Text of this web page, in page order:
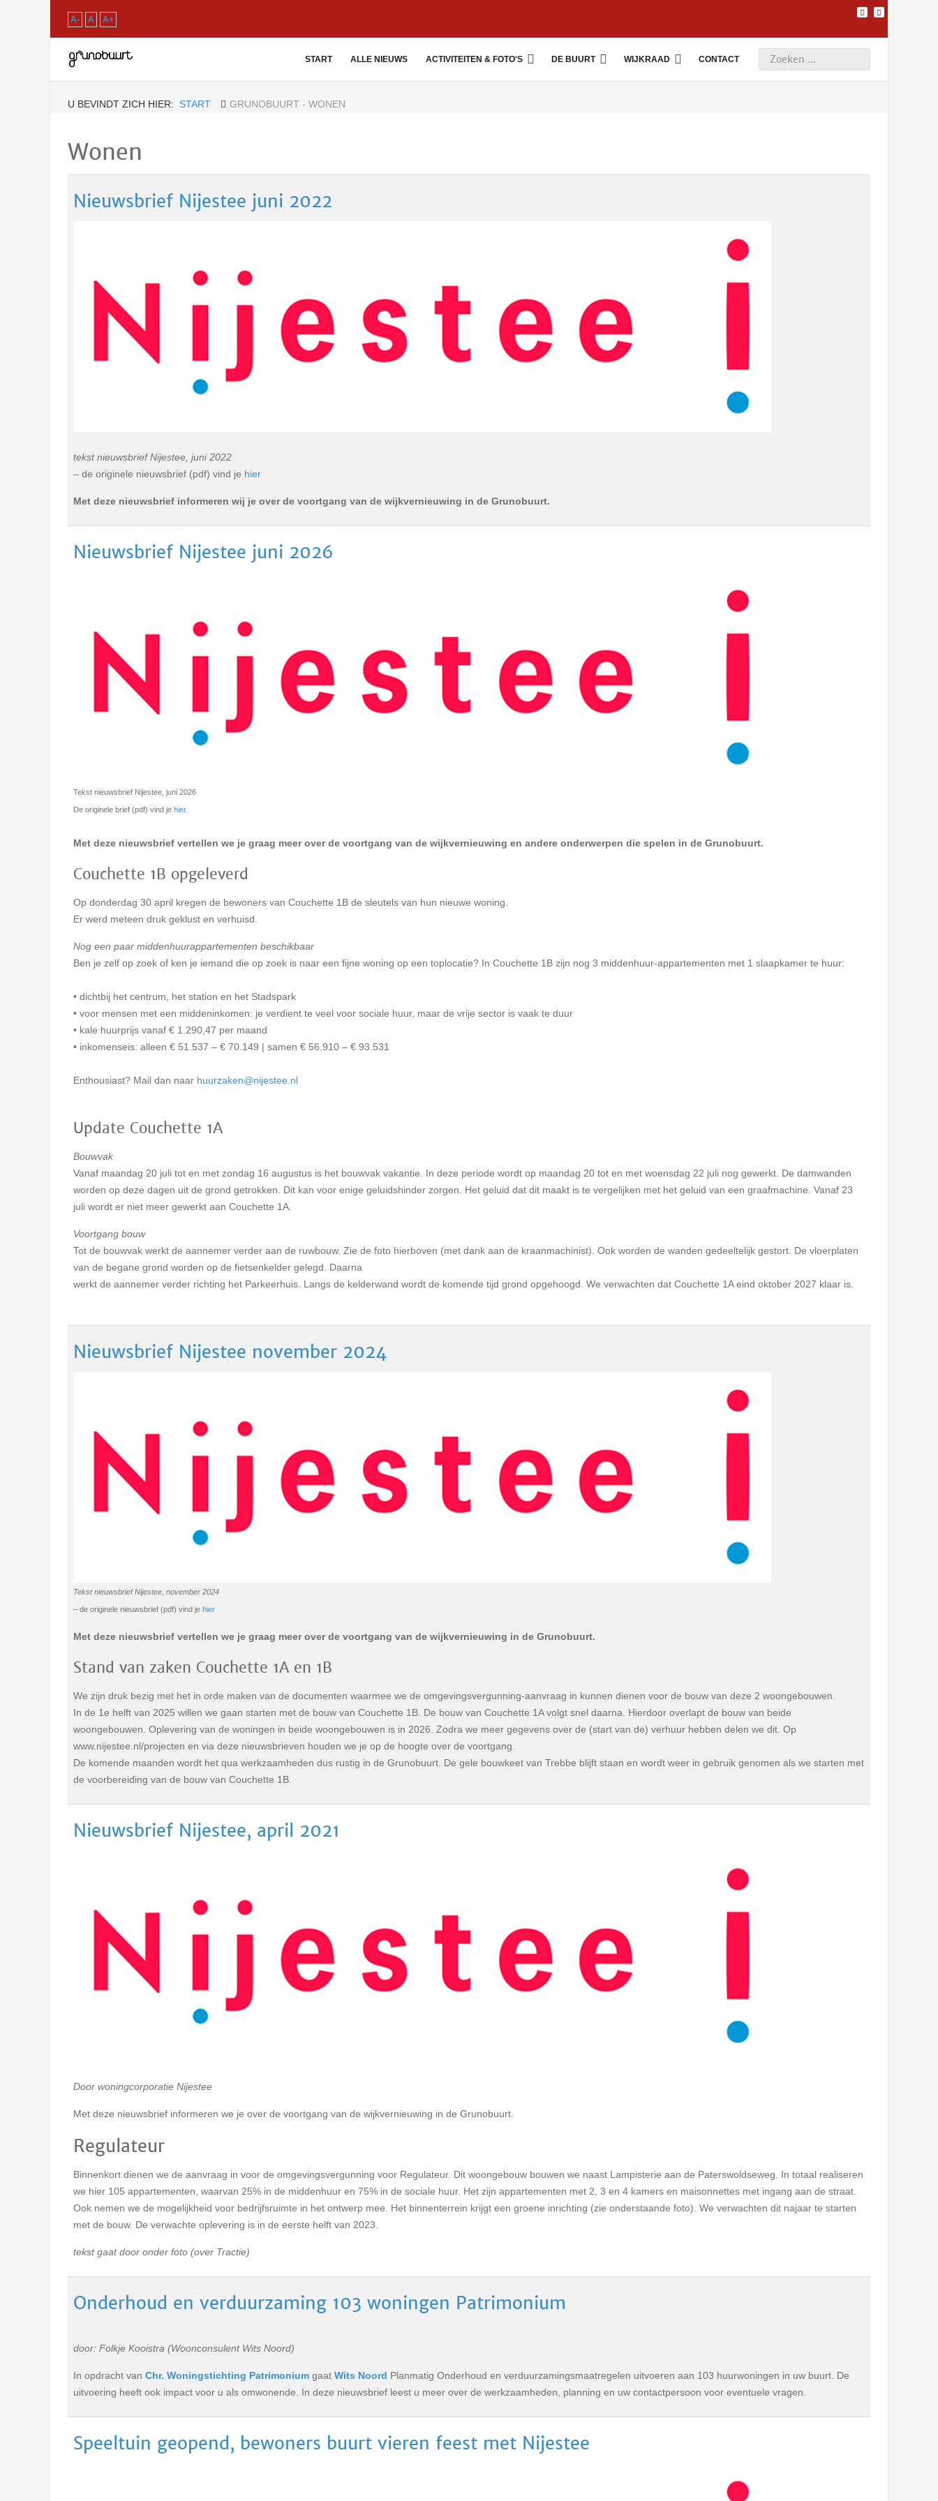
A- A A+
START ALLE NIEUWS ACTIVITEITEN & FOTO'S DE BUURT WIJKRAAD CONTACT
U BEVINDT ZICH HIER: START GRUNOBUURT - WONEN
Wonen
Nieuwsbrief Nijestee juni 2022
tekst nieuwsbrief Nijestee, juni 2022
– de originele nieuwsbrief (pdf) vind je hier
Met deze nieuwsbrief informeren wij je over de voortgang van de wijkvernieuwing in de Grunobuurt.
Nieuwsbrief Nijestee juni 2026
Tekst nieuwsbrief Nijestee, juni 2026
De originele brief (pdf) vind je hier.
Met deze nieuwsbrief vertellen we je graag meer over de voortgang van de wĳkvernieuwing en andere onderwerpen die spelen in de Grunobuurt.
Couchette 1B opgeleverd
Op donderdag 30 april kregen de bewoners van Couchette 1B de sleutels van hun nieuwe woning.
Er werd meteen druk geklust en verhuisd.
Nog een paar middenhuurappartementen beschikbaar
Ben je zelf op zoek of ken je iemand die op zoek is naar een fijne woning op een toplocatie? In Couchette 1B zijn nog 3 middenhuur-appartementen met 1 slaapkamer te huur:
• dichtbij het centrum, het station en het Stadspark
• voor mensen met een middeninkomen: je verdient te veel voor sociale huur, maar de vrije sector is vaak te duur
• kale huurprijs vanaf € 1.290,47 per maand
• inkomenseis: alleen € 51.537 – € 70.149 | samen € 56.910 – € 93.531
Enthousiast? Mail dan naar huurzaken@nijestee.nl
Update Couchette 1A
Bouwvak
Vanaf maandag 20 juli tot en met zondag 16 augustus is het bouwvak vakantie. In deze periode wordt op maandag 20 tot en met woensdag 22 juli nog gewerkt. De damwanden
worden op deze dagen uit de grond getrokken. Dit kan voor enige geluidshinder zorgen. Het geluid dat dit maakt is te vergelijken met het geluid van een graafmachine. Vanaf 23
juli wordt er niet meer gewerkt aan Couchette 1A.
Voortgang bouw
Tot de bouwvak werkt de aannemer verder aan de ruwbouw. Zie de foto hierboven (met dank aan de kraanmachinist). Ook worden de wanden gedeeltelijk gestort. De vloerplaten
van de begane grond worden op de fietsenkelder gelegd. Daarna
werkt de aannemer verder richting het Parkeerhuis. Langs de kelderwand wordt de komende tijd grond opgehoogd. We verwachten dat Couchette 1A eind oktober 2027 klaar is.
Nieuwsbrief Nijestee november 2024
Tekst nieuwsbrief Nijestee, november 2024
– de originele nieuwsbrief (pdf) vind je hier
Met deze nieuwsbrief vertellen we je graag meer over de voortgang van de wijkvernieuwing in de Grunobuurt.
Stand van zaken Couchette 1A en 1B
We zijn druk bezig met het in orde maken van de documenten waarmee we de omgevingsvergunning-aanvraag in kunnen dienen voor de bouw van deze 2 woongebouwen.
In de 1e helft van 2025 willen we gaan starten met de bouw van Couchette 1B. De bouw van Couchette 1A volgt snel daarna. Hierdoor overlapt de bouw van beide
woongebouwen. Oplevering van de woningen in beide woongebouwen is in 2026. Zodra we meer gegevens over de (start van de) verhuur hebben delen we dit. Op
www.nijestee.nl/projecten en via deze nieuwsbrieven houden we je op de hoogte over de voortgang.
De komende maanden wordt het qua werkzaamheden dus rustig in de Grunobuurt. De gele bouwkeet van Trebbe blijft staan en wordt weer in gebruik genomen als we starten met
de voorbereiding van de bouw van Couchette 1B.
Nieuwsbrief Nijestee, april 2021
Door woningcorporatie Nijestee
Met deze nieuwsbrief informeren we je over de voortgang van de wijkvernieuwing in de Grunobuurt.
Regulateur
Binnenkort dienen we de aanvraag in voor de omgevingsvergunning voor Regulateur. Dit woongebouw bouwen we naast Lampisterie aan de Paterswoldseweg. In totaal realiseren
we hier 105 appartementen, waarvan 25% in de middenhuur en 75% in de sociale huur. Het zijn appartementen met 2, 3 en 4 kamers en maisonnettes met ingang aan de straat.
Ook nemen we de mogelijkheid voor bedrijfsruimte in het ontwerp mee. Het binnenterrein krijgt een groene inrichting (zie onderstaande foto). We verwachten dit najaar te starten
met de bouw. De verwachte oplevering is in de eerste helft van 2023.
tekst gaat door onder foto (over Tractie)
Onderhoud en verduurzaming 103 woningen Patrimonium
door: Folkje Kooistra (Woonconsulent Wits Noord)
In opdracht van Chr. Woningstichting Patrimonium gaat Wits Noord Planmatig Onderhoud en verduurzamingsmaatregelen uitvoeren aan 103 huurwoningen in uw buurt. De
uitvoering heeft ook impact voor u als omwonende. In deze nieuwsbrief leest u meer over de werkzaamheden, planning en uw contactpersoon voor eventuele vragen.
Speeltuin geopend, bewoners buurt vieren feest met Nijestee